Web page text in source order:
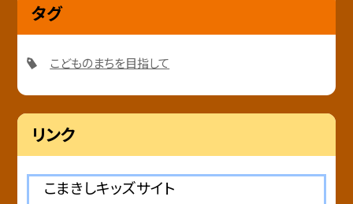
タグ
こどものまちを目指して
リンク
こまきしキッズサイト